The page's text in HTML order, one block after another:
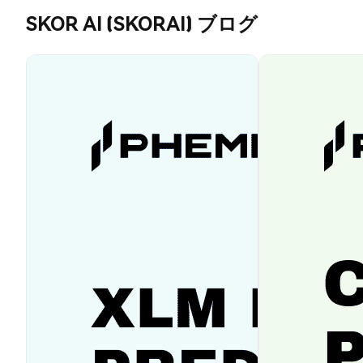
SKOR AI (SKORAI) ブログ